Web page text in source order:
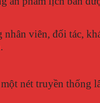
viên, đối tác,
nét truyền thống